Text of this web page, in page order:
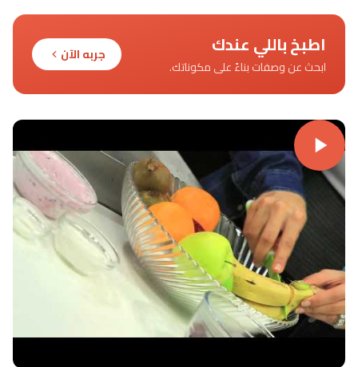
اطبخ باللي عندك
ابحث عن وصفات بناءً على مكوناتك.
جربه الآن